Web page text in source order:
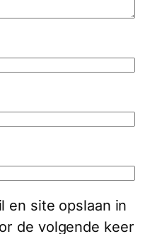
en site opslaan in
de volgende keer